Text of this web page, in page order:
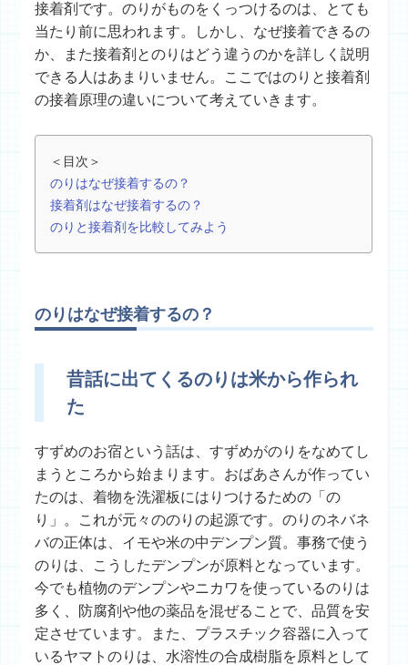
接着剤です。のりがものをくっつけるのは、とても
当たり前に思われます。しかし、なぜ接着できるの
か、また接着剤とのりはどう違うのかを詳しく説明
できる人はあまりいません。ここではのりと接着剤
の接着原理の違いについて考えていきます。
＜目次＞
のりはなぜ接着するの？
接着剤はなぜ接着するの？
のりと接着剤を比較してみよう
のりはなぜ接着するの？
昔話に出てくるのりは米から作られ
た
すずめのお宿という話は、すずめがのりをなめてし
まうところから始まります。おばあさんが作ってい
たのは、着物を洗濯板にはりつけるための「の
り」。これが元々ののりの起源です。のりのネバネ
バの正体は、イモや米の中デンプン質。事務で使う
のりは、こうしたデンプンが原料となっています。
今でも植物のデンプンやニカワを使っているのりは
多く、防腐剤や他の薬品を混ぜることで、品質を安
定させています。また、プラスチック容器に入って
いるヤマトのりは、水溶性の合成樹脂を原料として